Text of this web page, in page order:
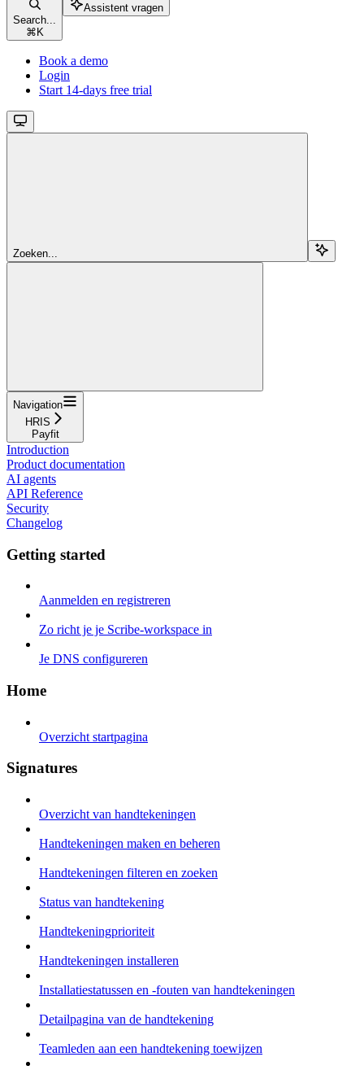
Search...
⌘ K
Assistent vragen
Book a demo
Login
Start 14-days free trial
Zoeken...
Navigation
HRIS
Payfit
Introduction
Product documentation
AI agents
API Reference
Security
Changelog
Getting started
Aanmelden en registreren
Zo richt je je Scribe-workspace in
Je DNS configureren
Home
Overzicht startpagina
Signatures
Overzicht van handtekeningen
Handtekeningen maken en beheren
Handtekeningen filteren en zoeken
Status van handtekening
Handtekeningprioriteit
Handtekeningen installeren
Installatiestatussen en -fouten van handtekeningen
Detailpagina van de handtekening
Teamleden aan een handtekening toewijzen